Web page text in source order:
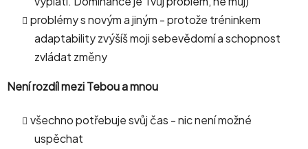
problémy s novým a jiným - protože tréninkem
adaptability zvýšíš moji sebevědomí a schopnost
zvládat změny
Není rozdíl mezi Tebou a mnou
všechno potřebuje svůj čas - nic není možné
uspěchat